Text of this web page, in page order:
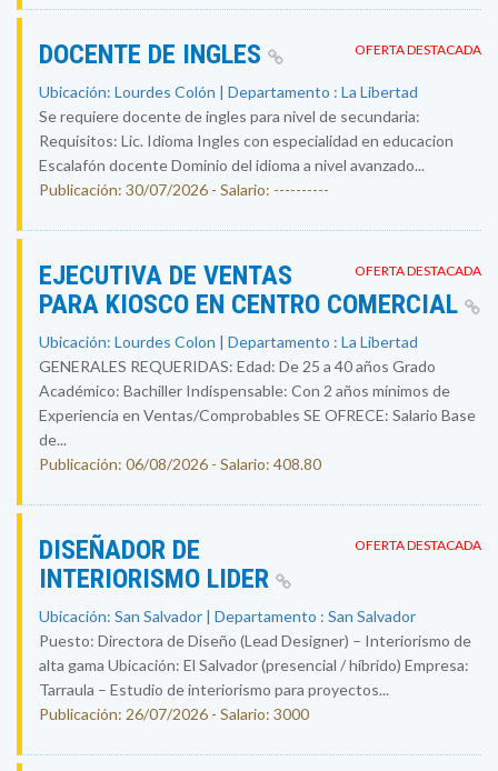
OFERTA DESTACADA
DOCENTE DE INGLES
Ubicación: Lourdes Colón | Departamento : La Libertad
Se requiere docente de ingles para nivel de secundaria:
Requisitos: Lic. Idioma Ingles con especialidad en educacion
Escalafón docente Dominio del idioma a nivel avanzado...
Publicación: 30/07/2026 - Salario: ----------
OFERTA DESTACADA
EJECUTIVA DE VENTAS
PARA KIOSCO EN CENTRO COMERCIAL
Ubicación: Lourdes Colon | Departamento : La Libertad
GENERALES REQUERIDAS: Edad: De 25 a 40 años Grado
Académico: Bachiller Indispensable: Con 2 años mínimos de
Experiencia en Ventas/Comprobables SE OFRECE: Salario Base
de...
Publicación: 06/08/2026 - Salario: 408.80
OFERTA DESTACADA
DISEÑADOR DE
INTERIORISMO LIDER
Ubicación: San Salvador | Departamento : San Salvador
Puesto: Directora de Diseño (Lead Designer) – Interiorismo de
alta gama Ubicación: El Salvador (presencial / híbrido) Empresa:
Tarraula – Estudio de interiorismo para proyectos...
Publicación: 26/07/2026 - Salario: 3000